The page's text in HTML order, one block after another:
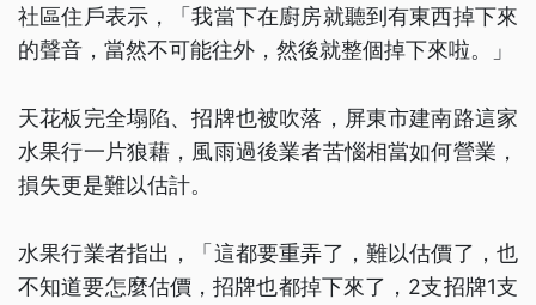
社區住戶表示，「我當下在廚房就聽到有東西掉下來
的聲音，當然不可能往外，然後就整個掉下來啦。」
天花板完全塌陷、招牌也被吹落，屏東市建南路這家
水果行一片狼藉，風雨過後業者苦惱相當如何營業，
損失更是難以估計。
水果行業者指出，「這都要重弄了，難以估價了，也
不知道要怎麼估價，招牌也都掉下來了，2支招牌1支